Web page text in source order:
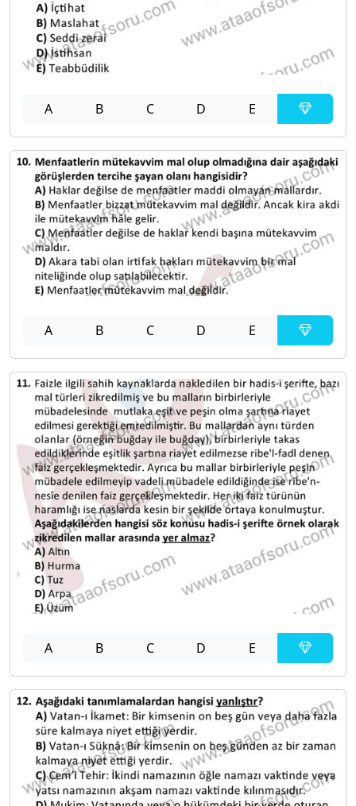
A B C D E
A B C D E
A B C D E